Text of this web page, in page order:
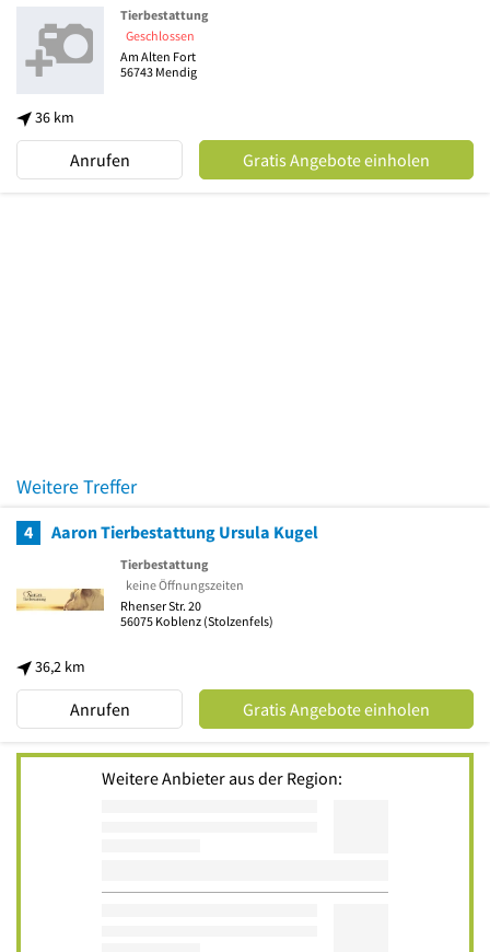
36 km
Tierbestattung
Geschlossen
Am Alten Fort
56743 Mendig
Anrufen Gratis Angebote einholen
Weitere Treffer
4 Aaron Tierbestattung Ursula Kugel
36,2 km
Tierbestattung
keine Öffnungszeiten
Rhenser Str. 20
56075 Koblenz (Stolzenfels)
Anrufen Gratis Angebote einholen
Weitere Anbieter aus der Region: